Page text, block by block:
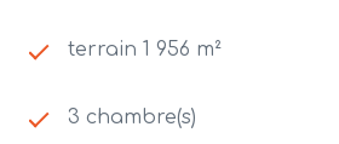
terrain 1 956 m²
3 chambre(s)